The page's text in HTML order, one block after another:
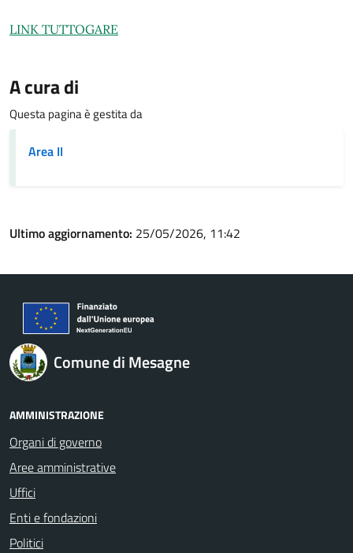
LINK TUTTOGARE
A cura di
Questa pagina è gestita da
Area II
Ultimo aggiornamento: 25/05/2026, 11:42
Comune di Mesagne
AMMINISTRAZIONE
Organi di governo
Aree amministrative
Uffici
Enti e fondazioni
Politici